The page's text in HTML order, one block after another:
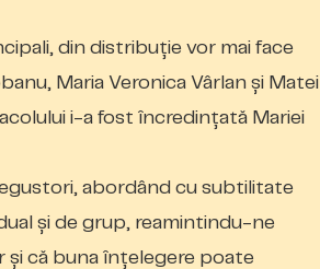
din distribuţie vor mai face
Maria Veronica Vârlan şi Matei
i-a fost încredinţată Mariei
abordând cu subtilitate
şi de grup, reamintindu-ne
și că buna înţelegere poate